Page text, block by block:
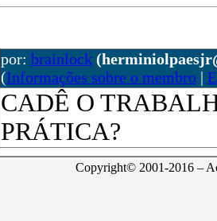
por: brainlock
(Informações sobre o membro|
CADÊ O
PRÁTICA?
Copyright© 2001-2016 –